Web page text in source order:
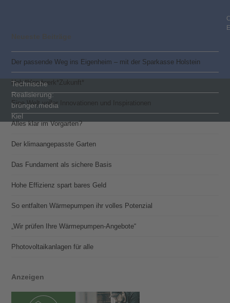
Der passende Weg ins Eigenheim – mit der Sparkasse Holstein
Holz*Handwerk*Zukunft*
Eine Welt voller Innovationen und Inspirationen
Alles klar im Vorgarten?
Der klimaangepasste Garten
Das Fundament als sichere Basis
Hohe Effizienz spart bares Geld
So entfalten Wärmepumpen ihr volles Potenzial
„Wir prüfen Ihre Wärmepumpen-Angebote“
Photovoltaik­­anlagen für alle
Anzeigen
Technische
Realisierung:
brünger.media
Kiel